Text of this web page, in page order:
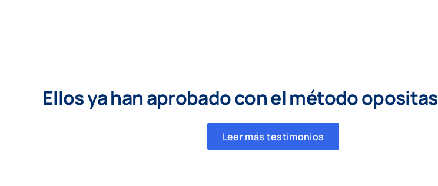
Ellos ya han aprobado con el método opositas
Leer más testimonios